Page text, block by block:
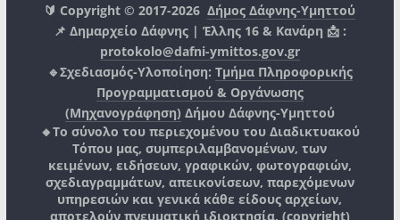
🔰 Copyright © 2017-2026Δήμος Δάφνης-Υμηττού
📌 Δημαρχείο Δάφνης | Έλλης 16 & Κανάρη 📩 :
protokolo@dafni-ymittos.gov.gr
🔹Σχεδιασμός-Υλοποίηση: Τμήμα Πληροφορικής
Προγραμματισμού & Οργάνωσης
(Μηχανογράφηση) Δήμου Δάφνης-Υμηττού
🔸Το σύνολο του περιεχομένου του Διαδικτυακού
Τόπου μας, συμπεριλαμβανομένων, των
κειμένων, ειδήσεων, γραφικών, φωτογραφιών,
σχεδιαγραμμάτων, απεικονίσεων, παρεχόμενων
υπηρεσιών και γενικά κάθε είδους αρχείων,
αποτελούν πνευματική ιδιοκτησία, (copyright)